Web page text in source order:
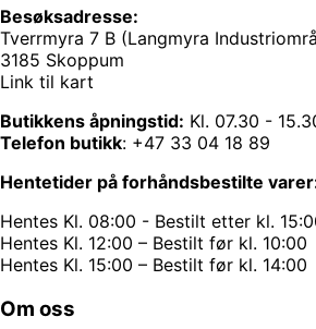
Besøksadresse:
Tverrmyra 7 B (Langmyra
3185 Skoppum
Link til kart
Butikkens åpningstid: Kl. 07.30 -
Telefon butikk: +47 33 04 18 89
Hentetider på forhåndsbestilte
Hentes Kl. 08:00 - Bestilt etter kl.
Hentes Kl. 12:00 – Bestilt før kl. 10:00
Hentes Kl. 15:00 – Bestilt før kl. 14:00
Om oss